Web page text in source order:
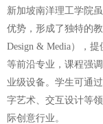
新加坡南洋理工学院
优势，形成了独特的
Design & Media），
等前沿专业，课程强
业级设备。学生可通
字艺术、交互设计等
际创意行业。